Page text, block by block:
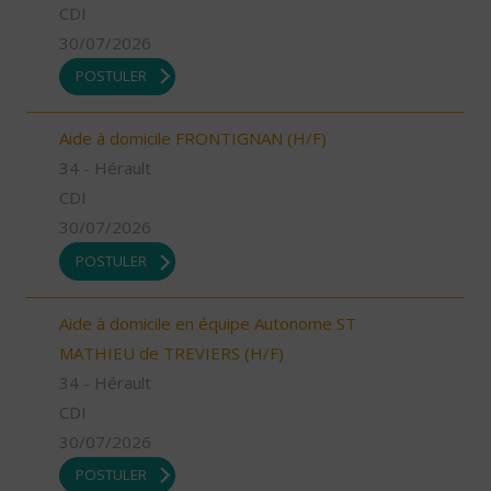
CDI
30/07/2026
POSTULER
Aide à domicile FRONTIGNAN (H/F)
34 - Hérault
CDI
30/07/2026
POSTULER
Aide à domicile en équipe Autonome ST
MATHIEU de TREVIERS (H/F)
34 - Hérault
CDI
30/07/2026
POSTULER